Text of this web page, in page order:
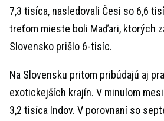
7,3 tisíca, nasledovali Česi so 6,6
treťom mieste boli Maďari, ktorých
Slovensko prišlo 6-tisíc.
Na Slovensku pritom pribúdajú aj
exotickejších krajín. V minulom
3,2 tisíca Indov. V porovnaní so